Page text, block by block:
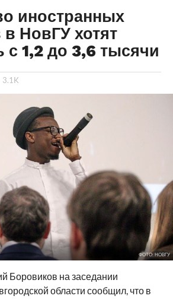
иностранных
в НовГУ хотят
с 1,2 до 3,6 тысячи
3.1K
ФОТО: НОВГУ
Боровиков на заседании
области сообщил, что в